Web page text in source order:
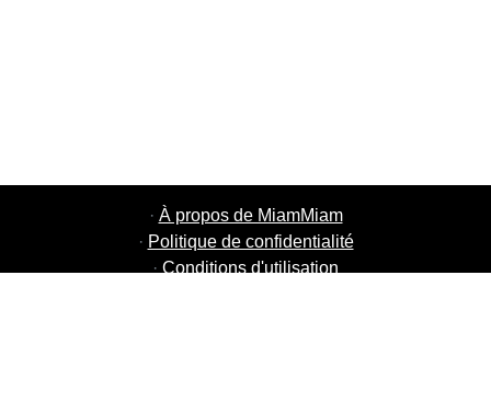
· À propos de MiamMiam
· Politique de confidentialité
· Conditions d'utilisation